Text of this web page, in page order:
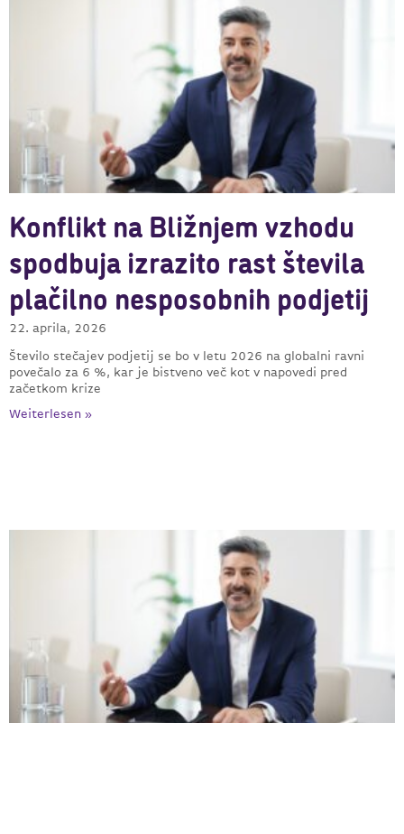
Konflikt na Bližnjem vzhodu
spodbuja izrazito rast števila
plačilno nesposobnih podjetij
22. aprila, 2026
Število stečajev podjetij se bo v letu 2026 na globalni ravni
povečalo za 6 %, kar je bistveno več kot v napovedi pred
začetkom krize
Weiterlesen »